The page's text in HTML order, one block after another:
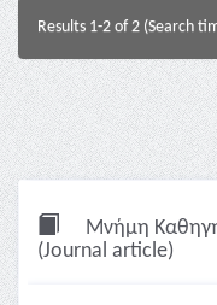
Results 1-2 of 2 (Search
Μνήμη
(Journal article)